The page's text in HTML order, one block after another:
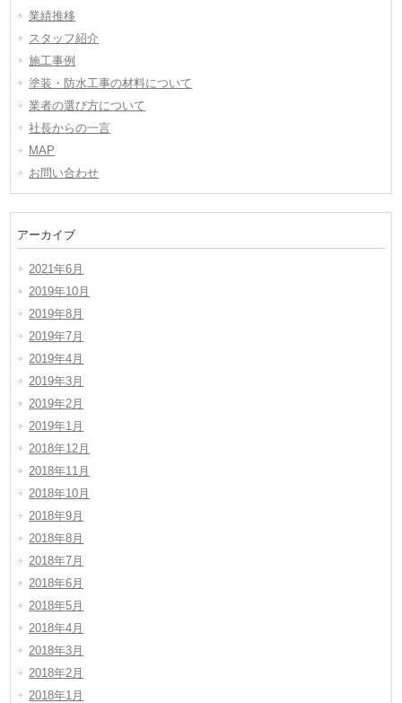
業績推移
スタッフ紹介
施工事例
塗装・防水工事の材料について
業者の選び方について
社長からの一言
MAP
お問い合わせ
アーカイブ
2021年6月
2019年10月
2019年8月
2019年7月
2019年4月
2019年3月
2019年2月
2019年1月
2018年12月
2018年11月
2018年10月
2018年9月
2018年8月
2018年7月
2018年6月
2018年5月
2018年4月
2018年3月
2018年2月
2018年1月